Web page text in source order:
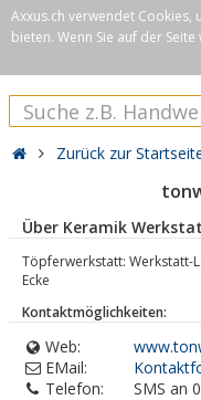
Axxus.ch verwendet Cookies,
bieten. Wenn Sie auf der
Zurück zur
Über Keramik
Töpferwerkstatt: Werkstatt-
Ecke
Kontaktmöglichkeiten:
Web:
EMail:
Telefon:
SMS an